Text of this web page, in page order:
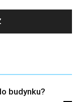
budynku?